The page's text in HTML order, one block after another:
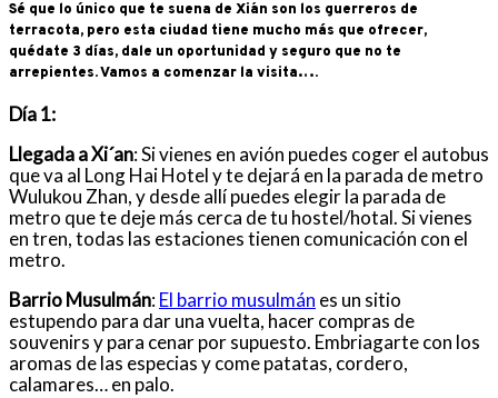
Sé que lo único que te suena de Xi´an son los guerreros de
terracota, pero esta ciudad tiene mucho más que ofrecer,
quédate 3 días, dale un oportunidad y seguro que no te
arrepientes. Vamos a comenzar la visita….
Día 1:
Llegada a Xi´an: Si vienes en avión puedes coger el autobus
que va al Long Hai Hotel y te dejará en la parada de metro
Wulukou Zhan, y desde allí puedes elegir la parada de
metro que te deje más cerca de tu hostel/hotal. Si vienes
en tren, todas las estaciones tienen comunicación con el
metro.
Barrio Musulmán:El barrio musulmán es un sitio
estupendo para dar una vuelta, hacer compras de
souvenirs y para cenar por supuesto. Embriagarte con los
aromas de las especias y come patatas, cordero,
calamares… en palo.